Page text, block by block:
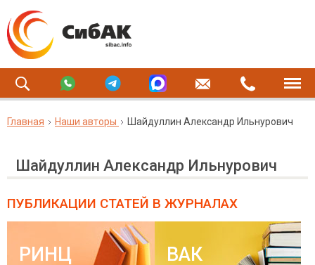
Главная Наши авторы Шайдуллин Александр Ильнурович
Шайдуллин Александр Ильнурович
ПУБЛИКАЦИИ СТАТЕЙ В ЖУРНАЛАХ
РИНЦ ВАК